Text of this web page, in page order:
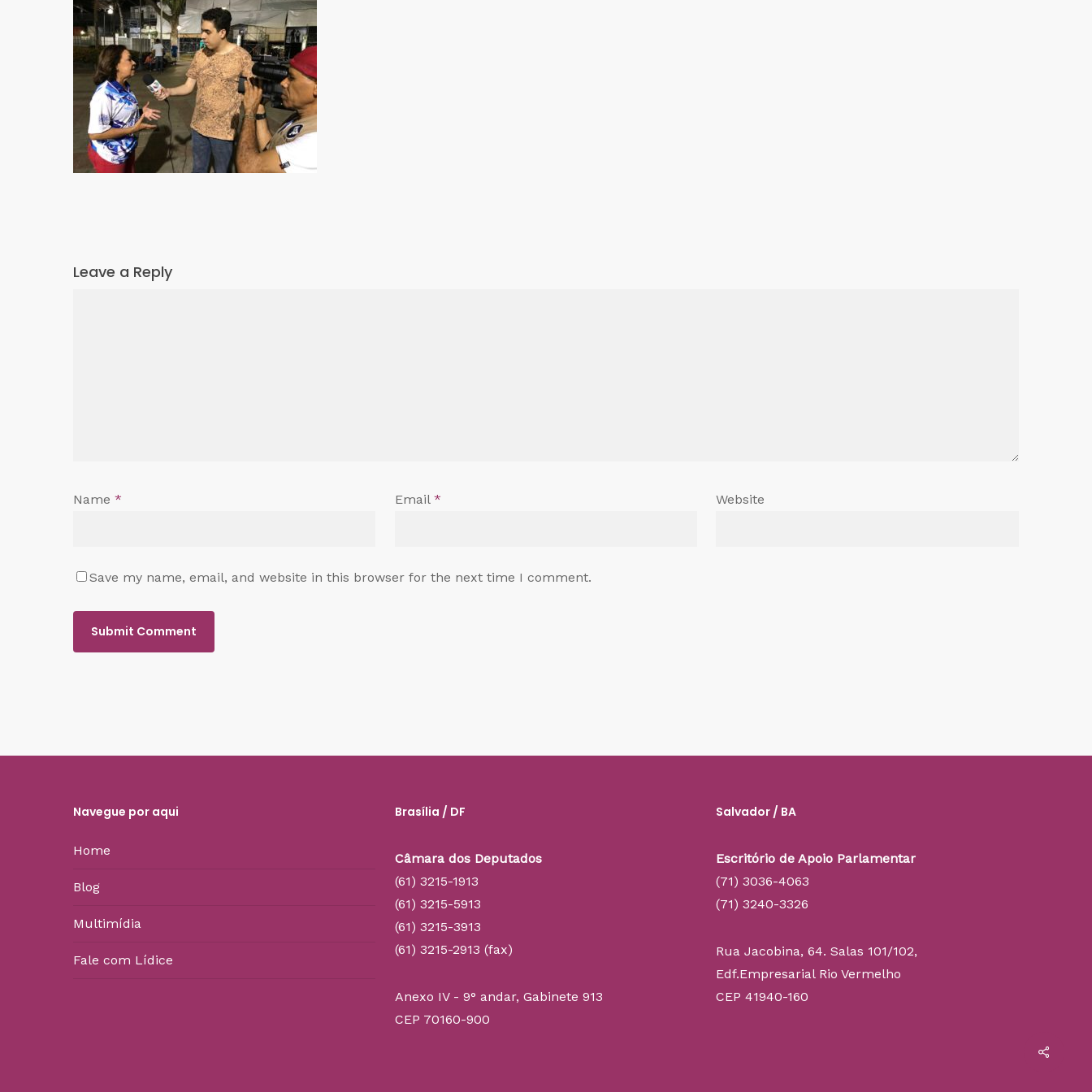
Leave a Reply
Name * Email * Website
Save my name, email, and website in this browser for the next time I comment.
Navegue por aqui
Home
Blog
Multimídia
Fale com Lídice
Brasília / DF
Câmara dos Deputados
(61) 3215-1913
(61) 3215-5913
(61) 3215-3913
(61) 3215-2913 (fax)
Anexo IV - 9° andar, Gabinete 913
CEP 70160-900
Salvador / BA
Escritório de Apoio Parlamentar
(71) 3036-4063
(71) 3240-3326
Rua Jacobina, 64. Salas 101/102,
Edf.Empresarial Rio Vermelho
CEP 41940-160